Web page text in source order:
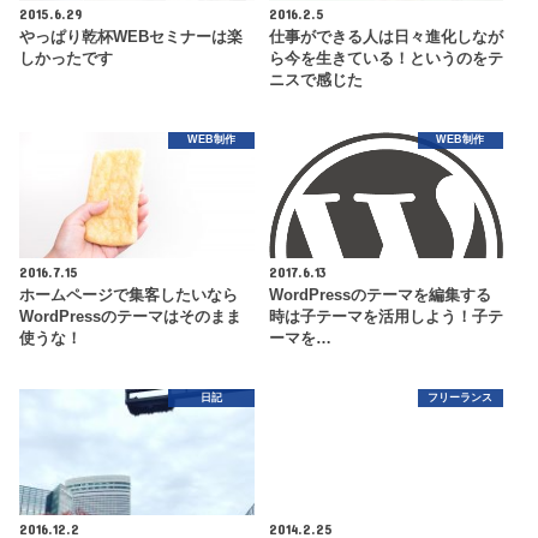
2015.6.29
やっぱり乾杯WEBセミナーは楽
しかったです
2016.2.5
仕事ができる人は日々進化しなが
ら今を生きている！というのをテ
ニスで感じた
WEB制作
2016.7.15
ホームページで集客したいなら
WordPressのテーマはそのまま
使うな！
WEB制作
2017.6.13
WordPressのテーマを編集する
時は子テーマを活用しよう！子テ
ーマを…
日記
2016.12.2
フリーランス
2014.2.25